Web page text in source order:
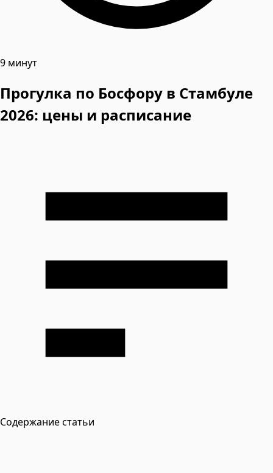
9 минут
Прогулка по Босфору в Стамбуле
2026: цены и расписание
Содержание статьи